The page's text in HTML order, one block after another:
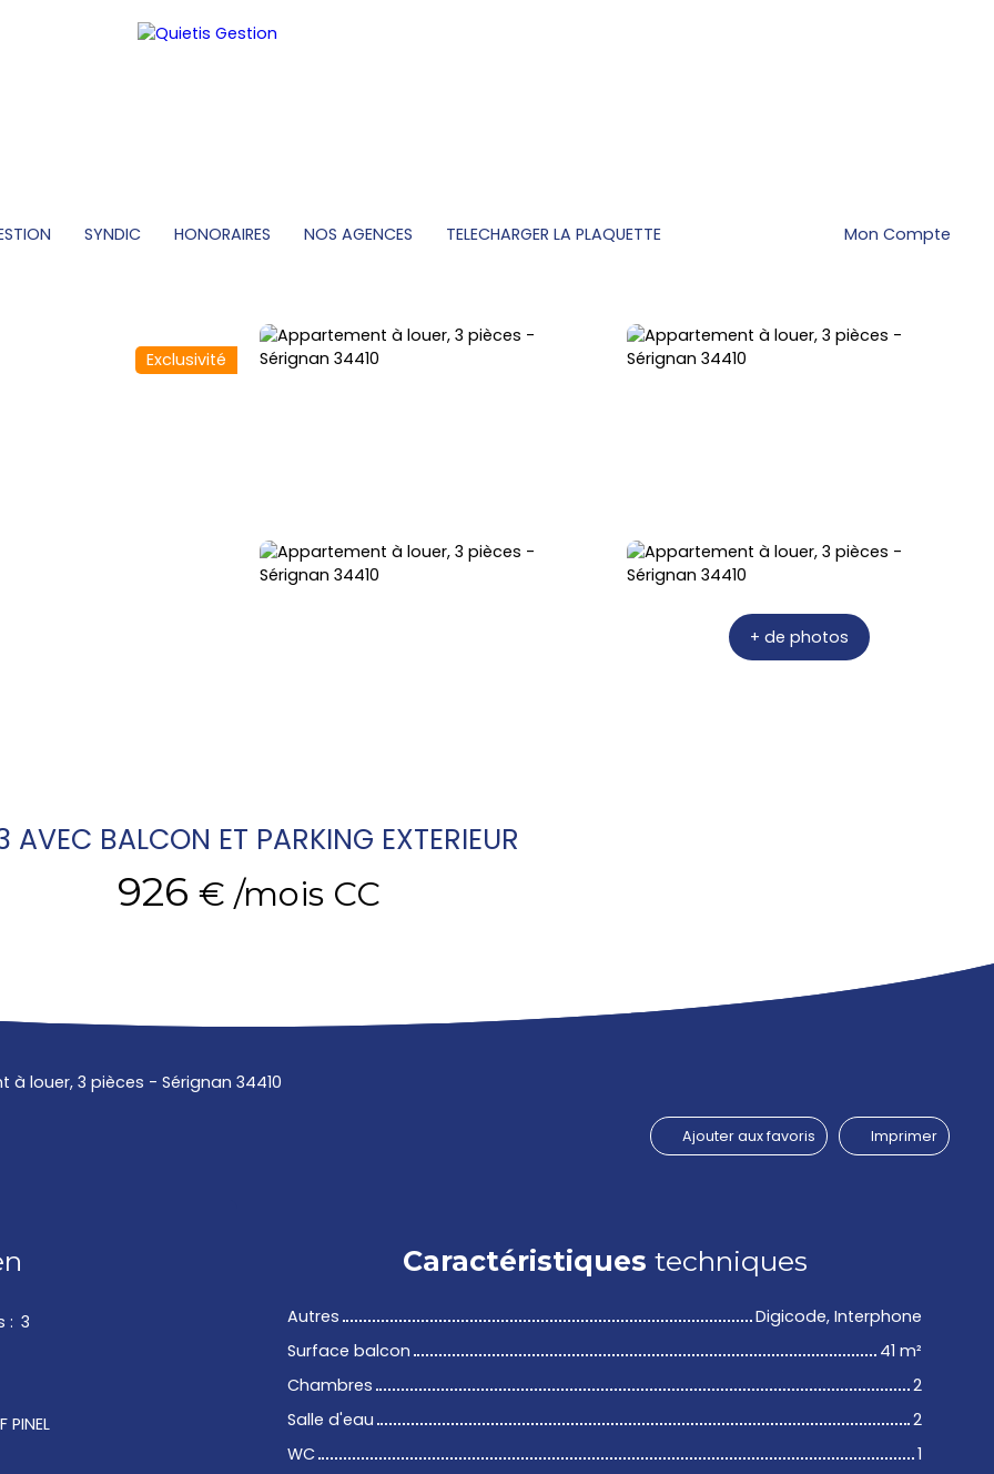
SYNDIC HONORAIRES NOS AGENCES TELECHARGER LA PLAQUETTE Mon Compte
Exclusivité
+ de photos
AVEC BALCON ET PARKING EXTERIEUR
926 € /mois CC
à louer, 3 pièces - Sérignan 34410
Ajouter aux favoris Imprimer
: 3
PINEL
Caractéristiques techniques
Autres
Digicode, Interphone
Surface balcon
41 m²
Chambres
2
Salle d'eau
2
WC
1